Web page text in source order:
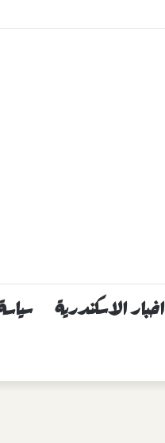
اخبار الاسكندرية